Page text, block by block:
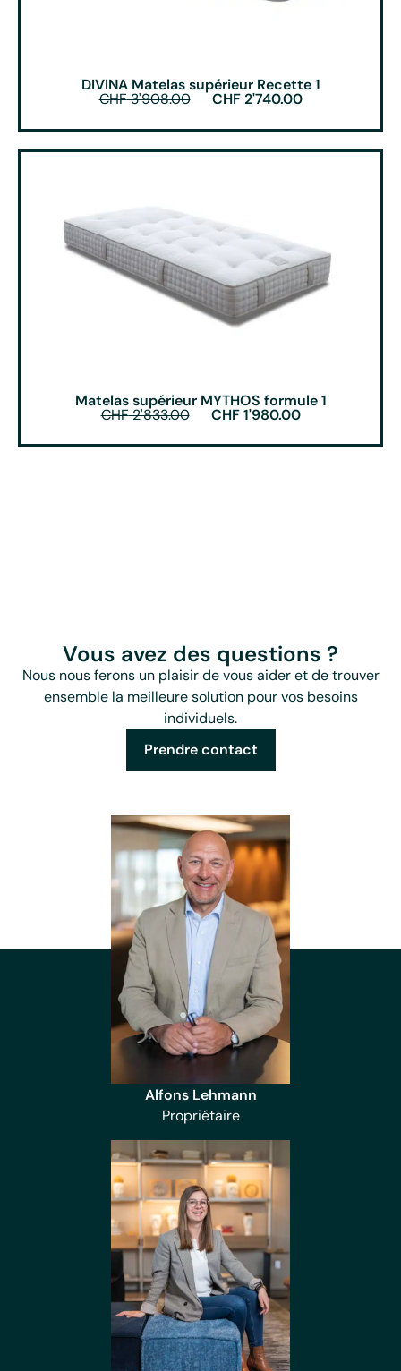
DIVINA Matelas supérieur Recette 1
CHF3'908.00 CHF2'740.00
Matelas supérieur MYTHOS formule 1
CHF2'833.00 CHF1'980.00
Vous avez des questions ?
Nous nous ferons un plaisir de vous aider et de trouver
ensemble la meilleure solution pour vos besoins
individuels.
Prendre contact
Alfons Lehmann
Propriétaire